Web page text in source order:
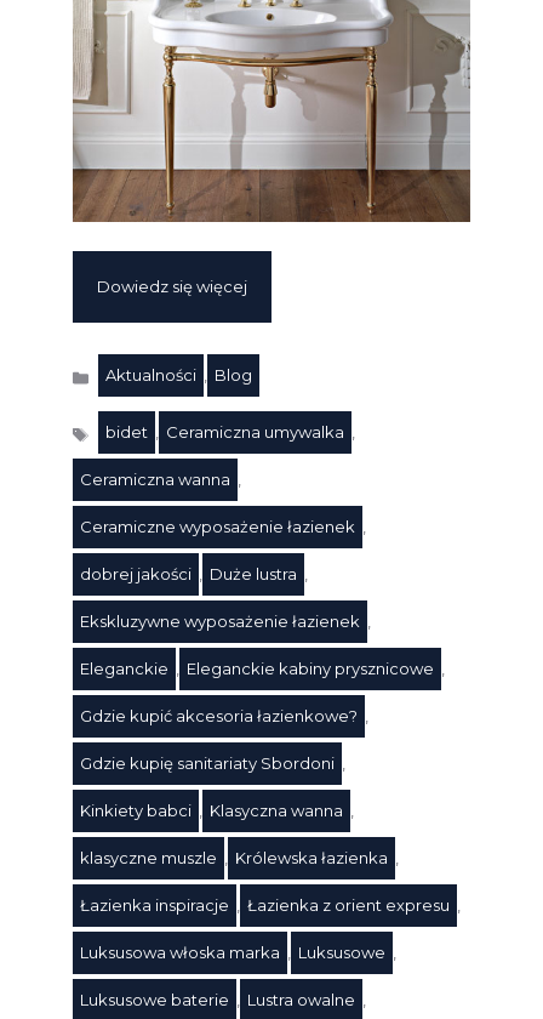
Dowiedz się więcej
Kategorie
Aktualności , Blog
bidet , Ceramiczna umywalka ,
Ceramiczna wanna ,
Ceramiczne wyposażenie łazienek ,
dobrej jakości , Duże lustra ,
Ekskluzywne wyposażenie łazienek ,
Eleganckie , Eleganckie kabiny prysznicowe ,
Gdzie kupić akcesoria łazienkowe? ,
Gdzie kupię sanitariaty Sbordoni ,
Kinkiety babci , Klasyczna wanna ,
klasyczne muszle , Królewska łazienka ,
Łazienka inspiracje , Łazienka z orient expresu ,
Luksusowa włoska marka , Luksusowe ,
Luksusowe baterie , Lustra owalne ,